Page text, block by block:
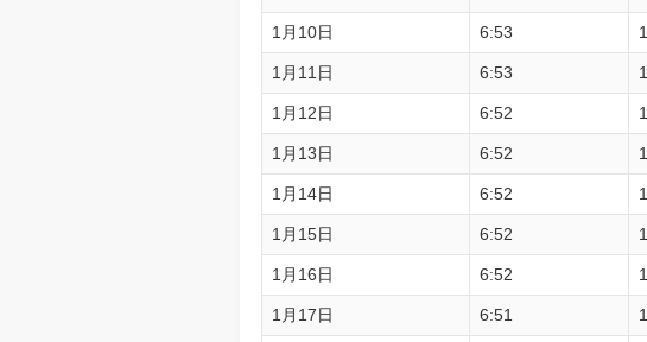
1月10日 6:53
1月11日 6:53
1月12日 6:52
1月13日 6:52
1月14日 6:52
1月15日 6:52
1月16日 6:52
1月17日 6:51